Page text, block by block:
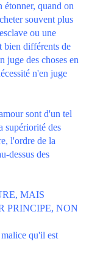
étonner, quand on
souvent plus
ou une
bien différents de
juge des choses en
n'en juge
sont d'un tel
supériorité des
l'ordre de la
dessus des
MAIS
PRINCIPE, NON
qu'il est